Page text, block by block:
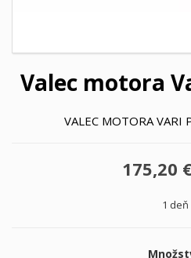
Valec motora
VALEC MOTORA VARI
175,20
1 deň